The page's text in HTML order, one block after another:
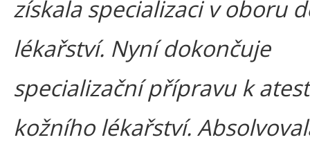
získala specializaci v oboru
lékařství. Nyní dokončuje
specializační přípravu k
kožního lékařství.